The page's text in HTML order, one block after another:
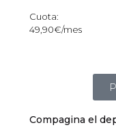
Cuota:
49,90€/mes
Compagina el